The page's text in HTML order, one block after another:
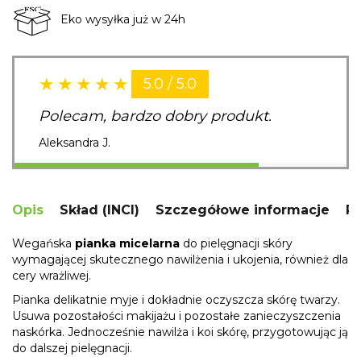
Eko wysyłka już w 24h
5.0 / 5.0
Polecam, bardzo dobry produkt.
Aleksandra J.
Opis Skład (INCI) Szczegółowe informacje
Wegańska pianka micelarna do pielęgnacji skóry
wymagającej skutecznego nawilżenia i ukojenia, również dla
cery wrażliwej.
Pianka delikatnie myje i dokładnie oczyszcza skórę twarzy.
Usuwa pozostałości makijażu i pozostałe zanieczyszczenia
naskórka. Jednocześnie nawilża i koi skórę, przygotowując ją
do dalszej pielęgnacji.